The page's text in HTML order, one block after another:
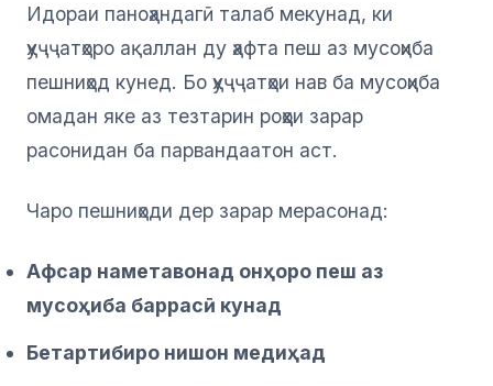
Идораи паноҳандагӣ талаб мекунад, ки
ҳуҷҷатҳоро ақаллан ду ҳафта пеш аз мусоҳиба
пешниҳод кунед. Бо ҳуҷҷатҳои нав ба мусоҳиба
омадан яке аз тезтарин роҳҳои зарар
расонидан ба парвандаатон аст.
Чаро пешниҳоди дер зарар мерасонад:
Афсар наметавонад онҳоро пеш аз
мусоҳиба баррасӣ кунад
Бетартибиро нишон медиҳад